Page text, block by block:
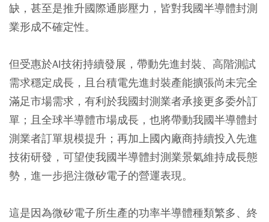
缺，甚至是推升國際通膨壓力，皆對我國半導體封測
業形成不確定性。
但受惠於AI技術持續發展，帶動先進封裝、高階測試
需求穩定成長，且台積電先進封裝產能擴張尚未完全
滿足市場需求，有利於我國封測業者承接更多委外訂
單；且全球半導體市場成長，也將帶動我國半導體封
測業者訂單規模提升；再加上國內廠商持續投入先進
技術研發，可望使我國半導體封測業景氣維持成長態
勢，進一步挹注微矽電子的營運表現。
這是因為微矽電子所生產的功率半導體種類繁多、終